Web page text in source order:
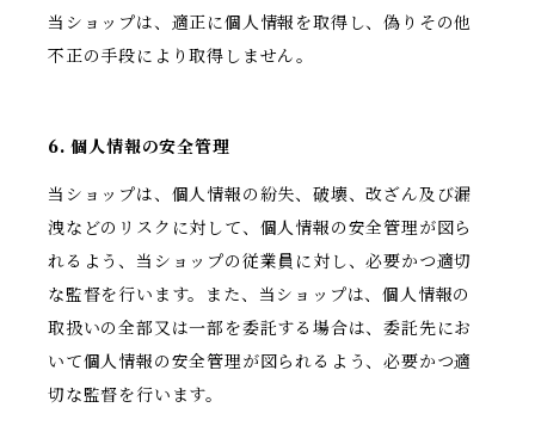
当ショップは、適正に個人情報を取得し、偽りその他
不正の手段により取得しません。
6. 個人情報の安全管理
当ショップは、個人情報の紛失、破壊、改ざん及び漏
洩などのリスクに対して、個人情報の安全管理が図ら
れるよう、当ショップの従業員に対し、必要かつ適切
な監督を行います。また、当ショップは、個人情報の
取扱いの全部又は一部を委託する場合は、委託先にお
いて個人情報の安全管理が図られるよう、必要かつ適
切な監督を行います。